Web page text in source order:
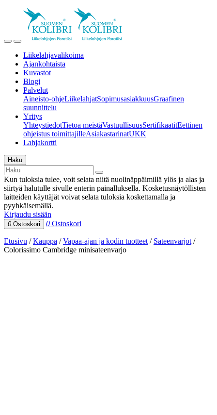
Liikelahjavalikoima
Ajankohtaista
Kuvastot
Blogi
Palvelut
Aineisto-ohjeLiikelahjatSopimusasiakkuusGraafinen
suunnittelu
Yritys
YhteystiedotTietoa meistäVastuullisuusSertifikaatitEettinen
ohjeistus toimittajilleAsiakastarinatUKK
Lahjakortti
Haku
Kun tuloksia tulee, voit selata niitä nuolinäppäimillä ylös ja alas ja
siirtyä halutulle sivulle enterin painalluksella. Kosketusnäytöllisten
laitteiden käyttäjät voivat selata tuloksia koskettamalla ja
pyyhkäisemällä.
Kirjaudu sisään
0 Ostoskori 0 Ostoskori
Etusivu /Kauppa /Vapaa-ajan ja kodin tuotteet / Sateenvarjot /
Colorissimo Cambridge minisateenvarjo